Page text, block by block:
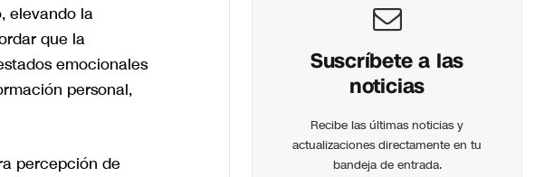
elevando la
que la
emocionales
personal,
percepción de
Suscríbete a las
noticias
Recibe las últimas noticias y
actualizaciones directamente en tu
bandeja de entrada.